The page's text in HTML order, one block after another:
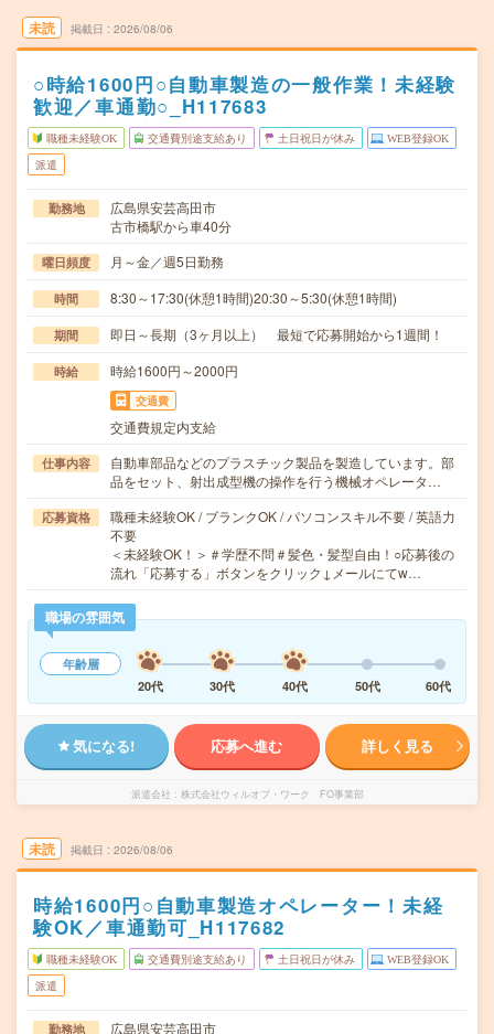
未読 掲載日 2026/08/06
○時給1600円○自動車製造の一般作業！未経験
歓迎／車通勤○_H117683
職種未経験OK 交通費別途支給あり 土日祝日が休み WEB登録OK
派遣
勤務地
広島県安芸高田市
古市橋駅から車40分
曜日頻度 月～金／週5日勤務
時間 8:30～17:30(休憩1時間)20:30～5:30(休憩1時間)
期間 即日～長期（3ヶ月以上） 最短で応募開始から1週間！
時給 時給1600円～2000円
交通費
交通費規定内支給
仕事内容
自動車部品などのプラスチック製品を製造しています。部
品をセット、射出成型機の操作を行う機械オペレータ…
応募資格
職種未経験OK / ブランクOK / パソコンスキル不要 / 英語力
不要
＜未経験OK！＞＃学歴不問＃髪色・髪型自由！○応募後の
流れ「応募する」ボタンをクリック↓メールにてw…
職場の雰囲気
年齢層
20代
30代 40代 50代 60代
気になる! 応募へ進む 詳しく見る
派遣会社 株式会社ウィルオブ・ワーク FO事業部
未読 掲載日 2026/08/06
時給1600円○自動車製造オペレーター！未経
験OK／車通勤可_H117682
職種未経験OK 交通費別途支給あり 土日祝日が休み WEB登録OK
派遣
勤務地 広島県安芸高田市